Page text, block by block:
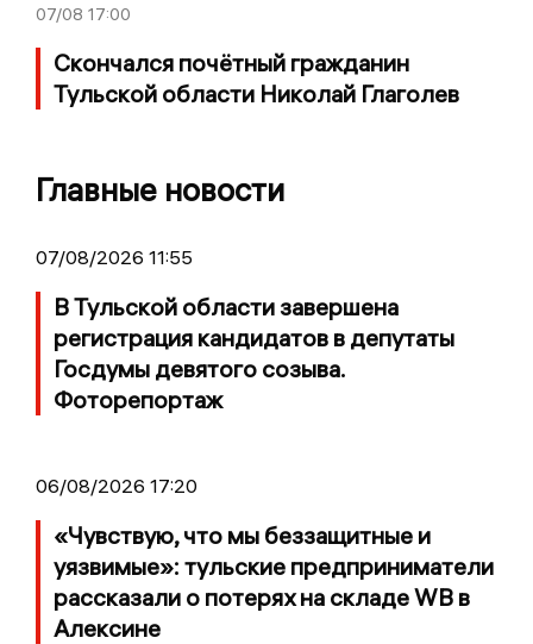
07/08 17:00
Скончался почётный гражданин
Тульской области Николай Глаголев
Главные новости
07/08/2026 11:55
В Тульской области завершена
регистрация кандидатов в депутаты
Госдумы девятого созыва.
Фоторепортаж
06/08/2026 17:20
«Чувствую, что мы беззащитные и
уязвимые»: тульские предприниматели
рассказали о потерях на складе WB в
Алексине